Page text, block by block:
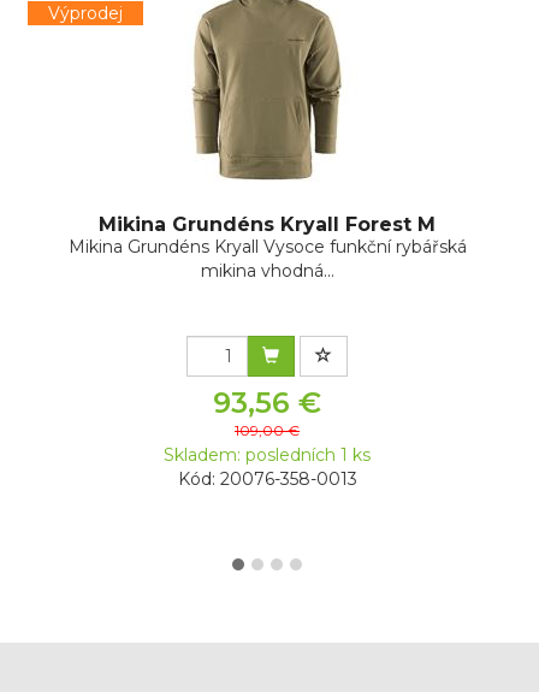
Výprodej
Mikina Grundéns Kryall Forest M
Mikina Grundéns Kryall Vysoce funkční rybářská
mikina vhodná...
93,56 €
109,00 €
Skladem: posledních 1 ks
Kód: 20076-358-0013